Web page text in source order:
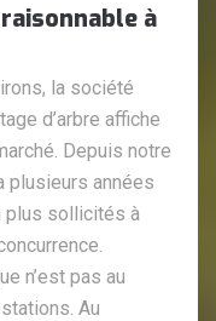
à
la société
d’arbre affiche
Depuis notre
plusieurs années
plus sollicités à
n’est pas au
Au